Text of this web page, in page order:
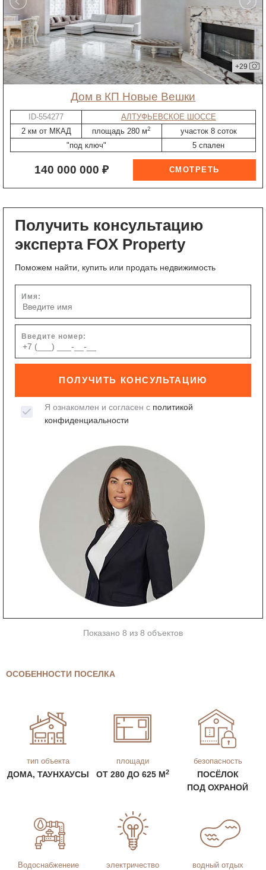
+29
дом в КП Новые Вешки
ID-554277
АЛТУФЬЕВСКОЕ ШОССЕ
2 км от МКАД
площадь 280 м2
участок 8 соток
"под ключ"
5 спален
140 000 000 ₽
Получить консультацию
эксперта FOX Property
Поможем найти, купить или продать недвижимость
Имя:
Введите номер:
ПОЛУЧИТЬ КОНСУЛЬТАЦИЮ
Я ознакомлен и согласен с политикой
конфиденциальности
Показано 8 из 8 объектов
ОСОБЕННОСТИ ПОСЕЛКА
тип объекта
ДОМА, ТАУНХАУСЫ
площади
ОТ 280 ДО 625 М2
безопасность
ПОСЁЛОК
ПОД ОХРАНОЙ
Водоснабженеие электричество водный отдых